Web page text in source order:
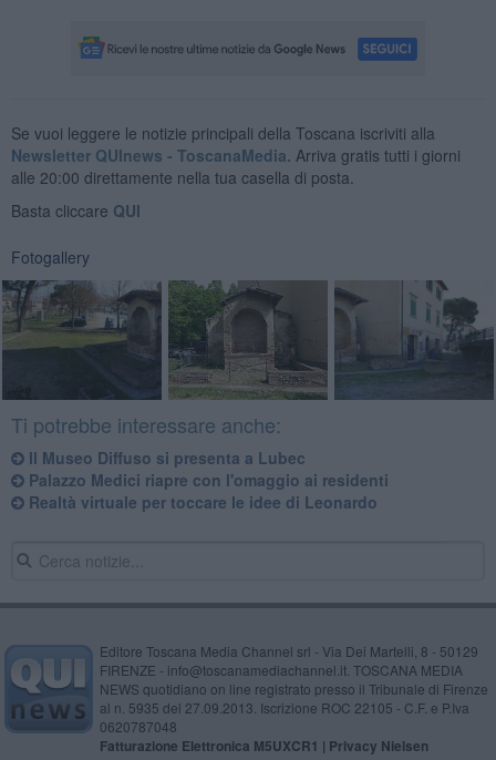
Se vuoi leggere le notizie principali della Toscana iscriviti alla
Newsletter QUInews - ToscanaMedia. Arriva gratis tutti i giorni
alle 20:00 direttamente nella tua casella di posta.
Basta cliccare QUI
Fotogallery
Ti potrebbe interessare anche:
Il Museo Diffuso si presenta a Lubec
​Palazzo Medici riapre con l'omaggio ai residenti
Realtà virtuale per toccare le idee di Leonardo
Editore Toscana Media Channel srl - Via Dei Martelli, 8 - 50129
FIRENZE - info@toscanamediachannel.it. TOSCANA MEDIA
NEWS quotidiano on line registrato presso il Tribunale di Firenze
al n. 5935 del 27.09.2013. Iscrizione ROC 22105 - C.F. e P.Iva
0620787048
Fatturazione Elettronica M5UXCR1 | Privacy Nielsen